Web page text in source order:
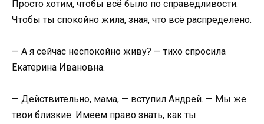
Просто хотим, чтобы всё было по справедливости.
Чтобы ты спокойно жила, зная, что всё распределено.
— А я сейчас неспокойно живу? — тихо спросила
Екатерина Ивановна.
— Действительно, мама, — вступил Андрей. — Мы же
твои близкие. Имеем право знать, как ты